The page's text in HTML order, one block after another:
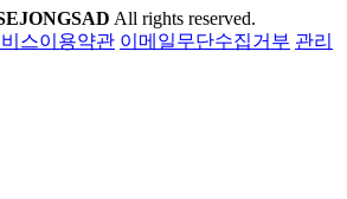
All rights reserved.
스이용약관 이메일무단수집거부 관리